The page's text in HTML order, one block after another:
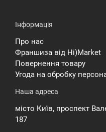
Інформація
Про нас
Франшиза від Hi)Market
Повернення товару
Угода на обробку
Наша адреса
місто Київ, проспект
187